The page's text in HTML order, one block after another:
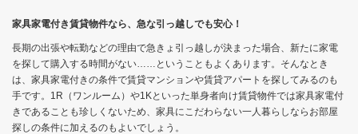
家具家電付き賃貸物件なら、急な引っ越しでも安心！
長期の出張や転勤などの理由で急きょ引っ越しが決まった場合、新たに家電
を探して購入する時間がない……ということもよくあります。そんなとき
は、家具家電付きの条件で賃貸マンションや賃貸アパートを探してみるのも
手です。1R（ワンルーム）や1Kといった単身者向け賃貸物件では家具家電付
きであることも珍しくないため、家具にこだわらない一人暮らしならお部屋
探しの条件に加えるのもよいでしょう。